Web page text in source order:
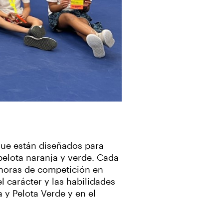
están diseñados para
naranja y verde. Cada
de competición en
carácter y las habilidades
Pelota Verde y en el